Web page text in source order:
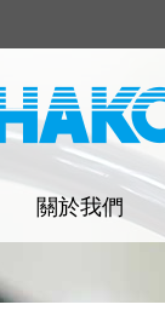
關於我們